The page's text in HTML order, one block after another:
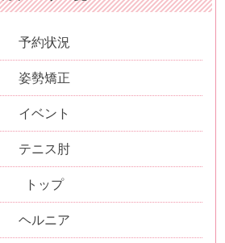
予約状況
姿勢矯正
イベント
テニス肘
トップ
ヘルニア